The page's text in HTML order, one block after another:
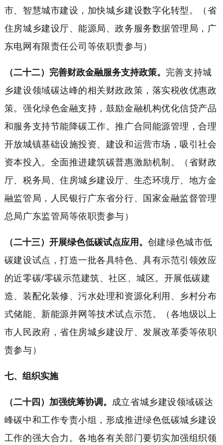
市、智慧城市建设，加快城乡建设数字化转型。（省
住房城乡建设厅、能源局、政务服务数据管理局，广
东电网有限责任公司等依职责参与）
（二十二）完善财政金融服务支持政策。 完善支持城
乡建设领域碳达峰的相关财政政策，落实税收优惠政
策。强化绿色金融支持，鼓励金融机构优化信贷产品
和服务支持节能降碳工作。推广合同能源管理，合理
开放城镇基础设施投资、建设和运营市场，吸引社会
资本投入。全面推进建筑碳普惠激励机制。（省财政
厅、税务局、住房城乡建设厅、生态环境厅、地方金
融监管局，人民银行广东省分行、国家金融监督管理
总局广东监管局等依职责参与）
（二十三）开展绿色低碳试点应用。 创建绿色城市低
碳建设试点，打造一批各具特色、具有示范引领效应
的近零碳/零碳示范建筑、社区、城区。开展低碳建
造、装配化装修、污水处理和资源化利用、乡村分布
式储能、新能源并网等技术试点示范。（各地级以上
市人民政府，省住房城乡建设厅、发展改革委等依职
责参与）
七、组织实施
（二十四）加强统筹协调。
成立省城乡建设领域碳达
峰碳中和工作专责小组，形成推进绿色低碳城乡建设
工作的强大合力。各地各有关部门要切实加强组织领